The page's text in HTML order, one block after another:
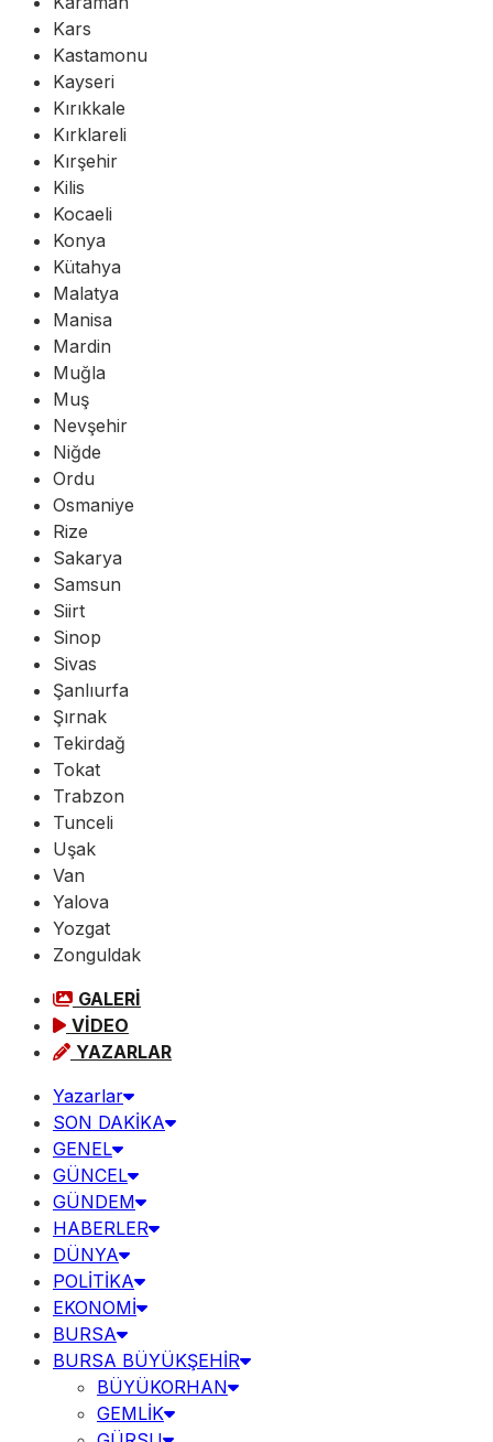
Kars
Kastamonu
Kayseri
Kırıkkale
Kırklareli
Kırşehir
Kilis
Kocaeli
Konya
Kütahya
Malatya
Manisa
Mardin
Muğla
Muş
Nevşehir
Niğde
Ordu
Osmaniye
Rize
Sakarya
Samsun
Siirt
Sinop
Sivas
Şanlıurfa
Şırnak
Tekirdağ
Tokat
Trabzon
Tunceli
Uşak
Van
Yalova
Yozgat
Zonguldak
GALERİ
VİDEO
YAZARLAR
Yazarlar
SON DAKİKA
GENEL
GÜNCEL
GÜNDEM
HABERLER
DÜNYA
POLİTİKA
EKONOMİ
BURSA
BURSA BÜYÜKŞEHİR
BÜYÜKORHAN
GEMLİK